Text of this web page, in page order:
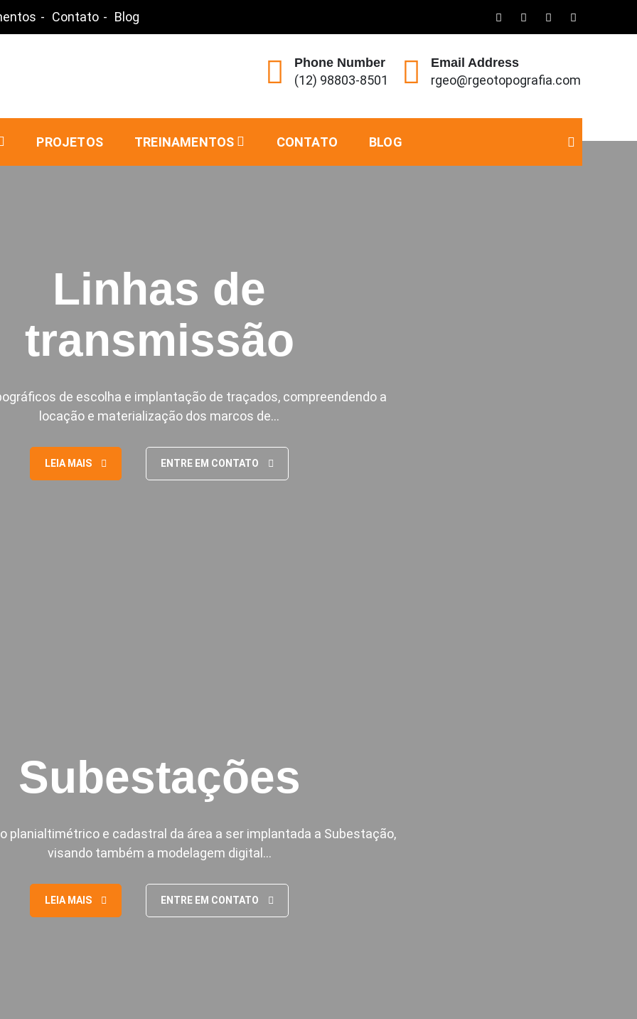
Contato Blog
Phone Number
(12) 98803-8501
Email Address
rgeo@rgeotopografia.com
PROJETOS TREINAMENTOS CONTATO BLOG
Linhas de
transmissão
de escolha e implantação de traçados, compreendendo a
locação e materialização dos marcos de…
LEIA MAIS ENTRE EM CONTATO
Subestações
planialtimétrico e cadastral da área a ser implantada a Subestação,
visando também a modelagem digital…
LEIA MAIS ENTRE EM CONTATO